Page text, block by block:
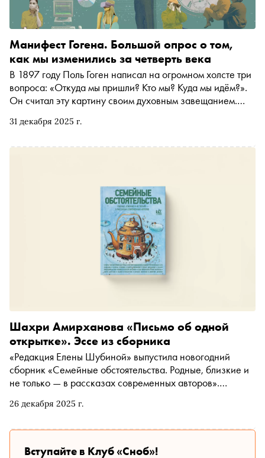
31 декабря 2025 г.
Манифест Гогена. Большой опрос о том,
как мы изменились за четверть века
В 1897 году Поль Гоген написал на огромном холсте три
вопроса: «Откуда мы пришли? Кто мы? Куда мы идём?».
Он считал эту картину своим духовным завещанием.
который изменился до неузнаваемости. И мы решили
писателям, актёрам, издателям и художникам. Наши
25 лет, что мы прожили в новом столетии
26 декабря 2025 г.
Шахри Амирханова «Письмо об одной
открытке». Эссе из сборника
«Редакция Елены Шубиной» выпустила новогодний
сборник «Семейные обстоятельства. Родные, близкие и
не только — в рассказах современных авторов».
Степнова, Евгений Водолазкин, Татьяна Черниговская,
«Сноб» публикует эссе Шахри Амирхановой, где она
вспоминает дом своего детства и любимого дедушку,
Вступайте в Клуб «Сноб»!